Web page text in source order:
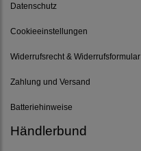
Datenschutz
Cookieeinstellungen
Widerrufsrecht & Widerrufsformular
Zahlung und Versand
Batteriehinweise
Händlerbund